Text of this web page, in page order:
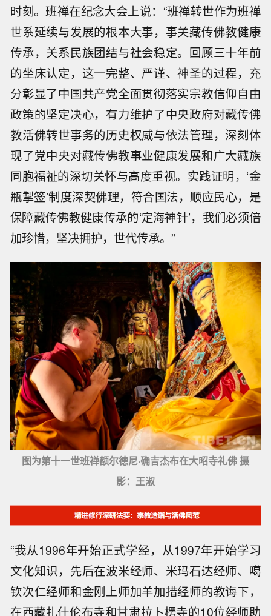
时刻。班禅在纪念大会上说：“班禅转世作为班禅
世系延续与发展的根本大事，事关藏传佛教健康
传承，关系民族团结与社会稳定。回顾三十年前
的坐床认定，这一完整、严谨、神圣的过程，充
分彰显了中国共产党全面贯彻落实宗教信仰自由
政策的坚定决心，有力维护了中央政府对藏传佛
教活佛转世事务的历史权威与依法管理，深刻体
现了党中央对藏传佛教事业健康发展和广大藏族
同胞福祉的深切关怀与高度重视。实践证明，‘金
瓶掣签’制度深契佛理，符合国法，顺应民心，是
保障藏传佛教健康传承的‘定海神针’，我们必须倍
加珍惜，坚决拥护，世代传承。”
图为第十一世班禅额尔德尼·确吉杰布在大昭寺礼佛 摄
影：王淑
“我从1996年开始正式学经，从1997年开始学习
文化知识，先后在波米经师、米玛石达经师、噶
钦次仁经师和金刚上师加羊加措经师的教诲下，
在西藏扎什伦布寺和甘肃拉卜楞寺的10位经师助